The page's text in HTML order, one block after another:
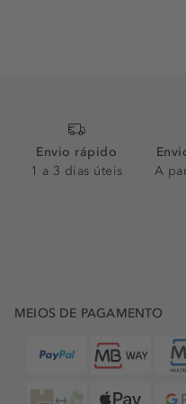
Envio rápido
1 a 3 dias úteis
A
MEIOS DE PAGAMENTO